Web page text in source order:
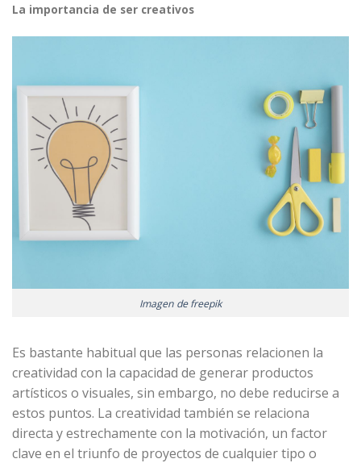
La importancia de ser creativos
Imagen de freepik
Es bastante habitual que las personas relacionen la
creatividad con la capacidad de generar productos
artísticos o visuales, sin embargo, no debe reducirse a
estos puntos. La creatividad también se relaciona
directa y estrechamente con la motivación, un factor
clave en el triunfo de proyectos de cualquier tipo o